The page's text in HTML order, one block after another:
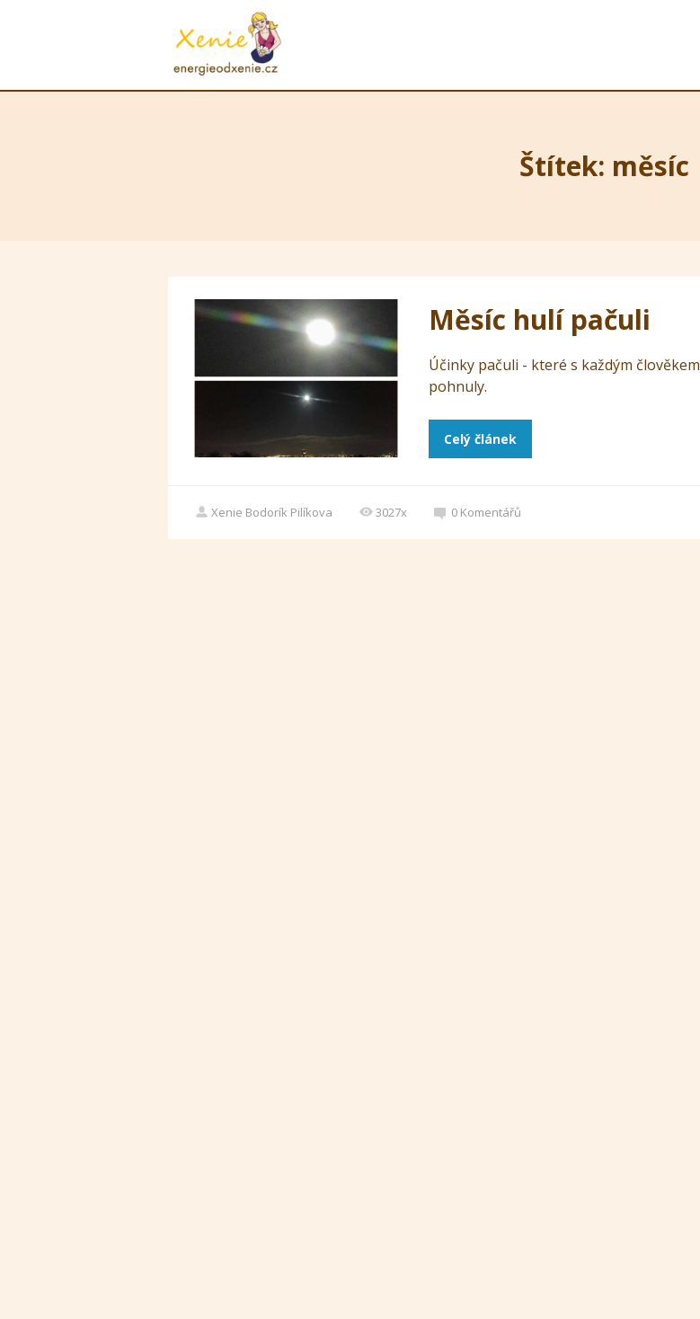
Štítek: měsíc
Měsíc hulí pačuli
Účinky pačuli - které s každým člověkem
pohnuly.
Celý článek
Xenie Bodorík Pilíkova 3027x 0 Komentářů